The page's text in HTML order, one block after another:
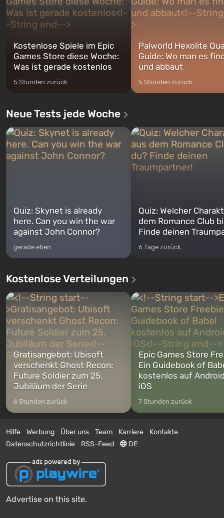
Kostenlose Spiele im Epic
Games Store diese Woche:
Was ist gerade kostenlos
5 Stunden zurück
Palworld Hexolite
Guide: Wo man es
und abbaut
5 Stunden zurück
Neue Tests jede Woche
Quiz: Skynet is already
here. Can you win the war
against John Connor?
gerade eben
Quiz: Welcher
dem Romance Club
Finde deinen
6 Tage zurück
Kostenlose Verteilungen
Gratisangebot: Ubisoft
verschenkt Ghost Recon:
Future Soldier zum 25.
Jubiläum der Serie
6 Stunden zurück
Epic Games Store
Ein Guidebook of
kostenlos auf
iOS
7 Stunden zurück
Hilfe Werbung Über uns Team Karriere
Kontakte
Datenschutzrichtlinie
RSS-Feed DE
Advertise on this site.